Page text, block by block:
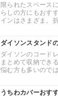
限られたスペース
らしの方にもおす
インはさまざま。
ダイソンスタンド
ダイソンのコード
まとめて収納でき
悩む方も多いので
うちわカバーおす